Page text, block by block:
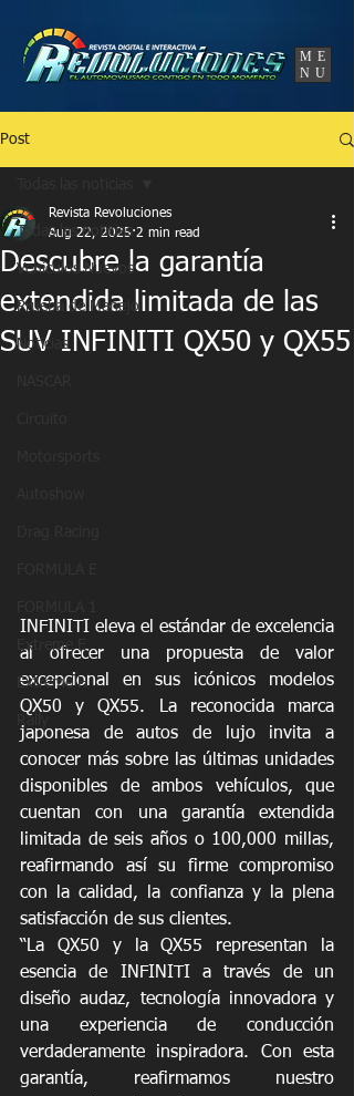
ME
NU
Post
Todas las noticias
Vehículos Nuevos
Prueba de Manejo
Noticias
Extreme E
Extreme H
Descubre la garantía
extendida limitada de las
SUV INFINITI QX50 y QX55
Revista Revoluciones
Aug 22, 2025 2 min read
INFINITI eleva el estándar de excelencia
al ofrecer una propuesta de valor
excepcional en sus icónicos modelos
QX50 y QX55. La reconocida marca
japonesa de autos de lujo invita a
conocer más sobre las últimas unidades
disponibles de ambos vehículos, que
cuentan con una garantía extendida
limitada de seis años o 100,000 millas,
reafirmando así su firme compromiso
con la calidad, la confianza y la plena
satisfacción de sus clientes.
“La QX50 y la QX55 representan la
esencia de INFINITI a través de un
diseño audaz, tecnología innovadora y
una experiencia de conducción
verdaderamente inspiradora. Con esta
garantía, reafirmamos nuestro